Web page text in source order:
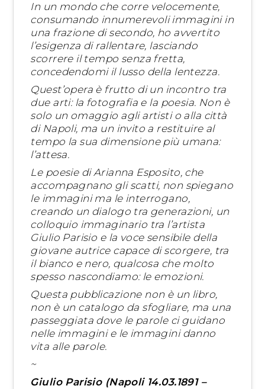
In un mondo che corre velocemente,
consumando innumerevoli immagini in
una frazione di secondo, ho avvertito
l’esigenza di rallentare, lasciando
scorrere il tempo senza fretta,
concedendomi il lusso della lentezza.
Quest’opera è frutto di un incontro tra
due arti: la fotografia e la poesia. Non è
solo un omaggio agli artisti o alla città
di Napoli, ma un invito a restituire al
tempo la sua dimensione più umana:
l’attesa.
Le poesie di Arianna Esposito, che
accompagnano gli scatti, non spiegano
le immagini ma le interrogano,
creando un dialogo tra generazioni, un
colloquio immaginario tra l’artista
Giulio Parisio e la voce sensibile della
giovane autrice capace di scorgere, tra
il bianco e nero, qualcosa che molto
spesso nascondiamo: le emozioni.
Questa pubblicazione non è un libro,
non è un catalogo da sfogliare, ma una
passeggiata dove le parole ci guidano
nelle immagini e le immagini danno
vita alle parole.
~
Giulio Parisio (Napoli 14.03.1891 –